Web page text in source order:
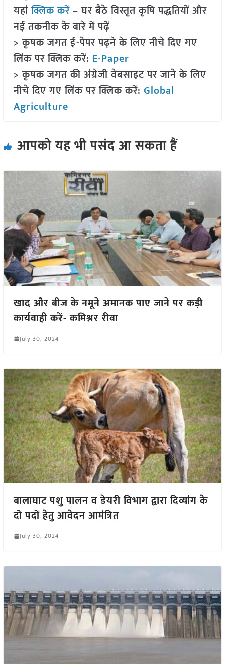
यहांक्लिक करें– घर बैठे विस्तृत कृषि पद्धतियों और
नई तकनीक के बारे में पढ़ें
> कृषक जगत ई-पेपर पढ़ने के लिए नीचे दिए गए
लिंक पर क्लिक करें: E-Paper
> कृषक जगत की अंग्रेजी वेबसाइट पर जाने के लिए
नीचे दिए गए लिंक पर क्लिक करें: Global
Agriculture
आपको यह भी पसंद आ सकता हैं
खाद और बीज के नमूने अमानक पाए जाने पर कड़ी
कार्यवाही करें- कमिश्नर रीवा
July 30, 2024
बालाघाट पशु पालन व डेयरी विभाग द्वारा दिव्यांग के
दो पदों हेतु आवेदन आमंत्रित
July 30, 2024